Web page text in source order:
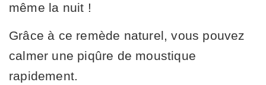
même la nuit !
Grâce à ce remède naturel, vous pouvez
calmer une piqûre de moustique
rapidement.